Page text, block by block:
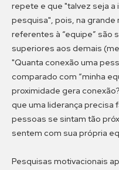
repete e que "talvez seja a
pesquisa", pois, na
referentes à “equipe” são
superiores aos demais
"Quanta conexão uma
comparado com “minha
proximidade gera
que uma liderança precisa
pessoas se sintam tão
sentem com sua própria
Pesquisas motivacionais